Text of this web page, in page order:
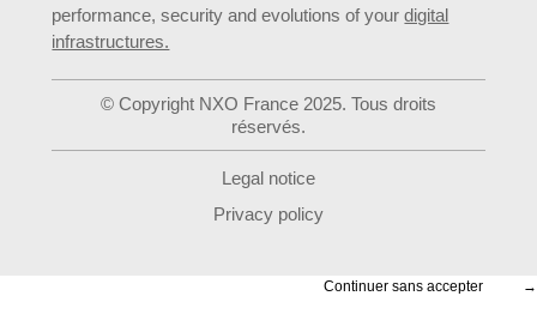
performance, security and evolutions of yourdigital
infrastructures.
© Copyright NXO France 2025. Tous droits
réservés.
Legal notice
Privacy policy
Continuer sans accepter →